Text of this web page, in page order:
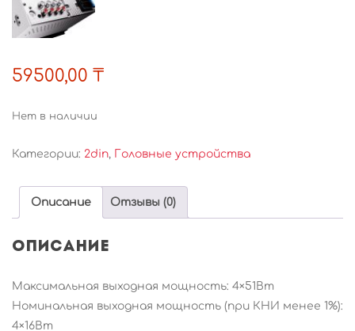
59500,00 ₸
Нет в наличии
Категории: 2din, Головные устройства
Описание Отзывы (0)
Описание
Максимальная выходная мощность: 4×51Вт
Номинальная выходная мощность (при КНИ менее 1%):
4×16Вт